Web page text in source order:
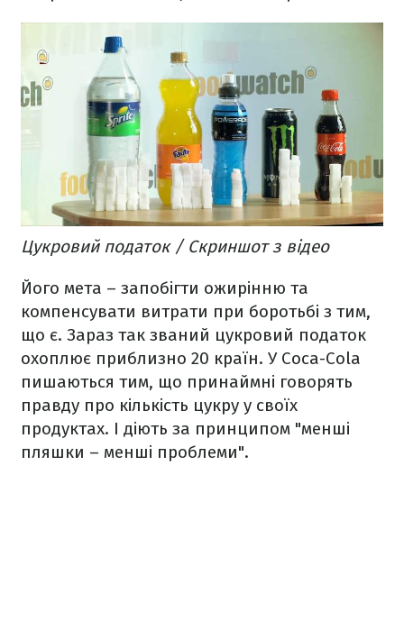
Цукровий податок / Скриншот з відео
Його мета – запобігти ожирінню та
компенсувати витрати при боротьбі з тим,
що є. Зараз так званий цукровий податок
охоплює приблизно 20 країн. У Coca-Cola
пишаються тим, що принаймні говорять
правду про кількість цукру у своїх
продуктах. І діють за принципом "менші
пляшки – менші проблеми".